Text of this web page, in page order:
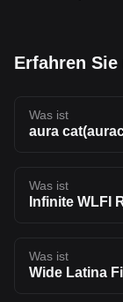
Erfahren
Was ist
aura
Was ist
Was ist